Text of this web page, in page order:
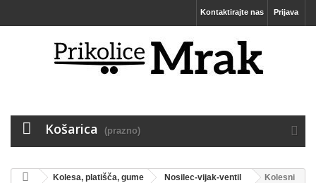
Prijava
Kontaktirajte nas
Košarica (prazno)
Kolesa, platišča, gume Nosilec-vijak-ventil
Kolesni